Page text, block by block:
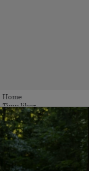
Home
Timp liber